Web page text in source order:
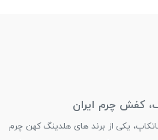
کفش چرم ایران
یکی از برند های هلدینگ کهن چرم